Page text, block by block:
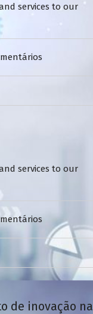
services to our
services to our
de inovação na